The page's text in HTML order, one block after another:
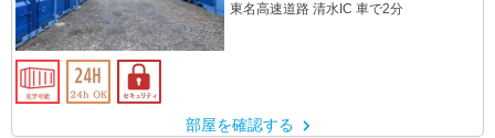
東名高速道路 清水IC 車で2分
部屋を確認する